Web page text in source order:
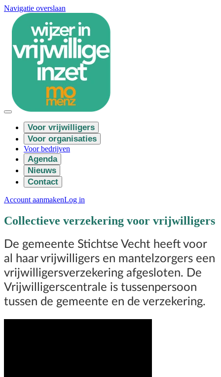
Navigatie overslaan
Voor vrijwilligers
Voor organisaties
Voor bedrijven
Agenda
Nieuws
Contact
Account aanmakenLog in
Collectieve verzekering voor vrijwilligers
De gemeente Stichtse Vecht heeft voor
al haar vrijwilligers en mantelzorgers een
vrijwilligersverzekering afgesloten. De
Vrijwilligerscentrale is tussenpersoon
tussen de gemeente en de verzekering.